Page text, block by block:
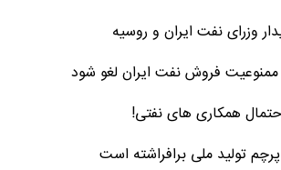
فروش نفت ایران لغو شود
همکاری های نفتی!
تولید ملی برافراشته است